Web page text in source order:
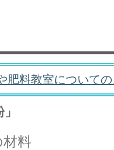
肥料教室について
料